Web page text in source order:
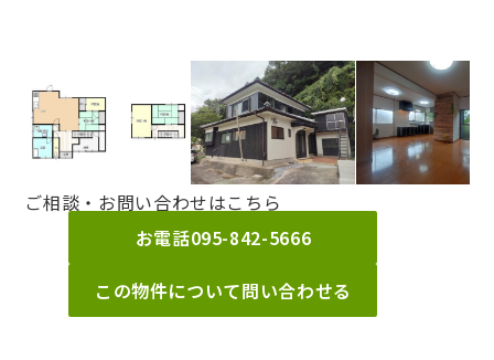
ご相談・お問い合わせはこちら
お電話095-842-5666
この物件について問い合わせる